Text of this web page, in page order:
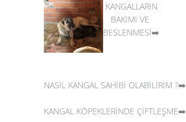
KANGALLARIN
BAKIMI VE
BESLENMESİ➡️
NASIL KANGAL SAHİBİ OLABİLİRİM ?➡️
KANGAL KÖPEKLERİNDE ÇİFTLEŞME➡️